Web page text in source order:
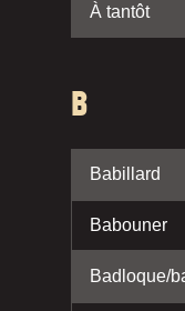
À tantôt
B
Babillard
Babouner
Badloque/